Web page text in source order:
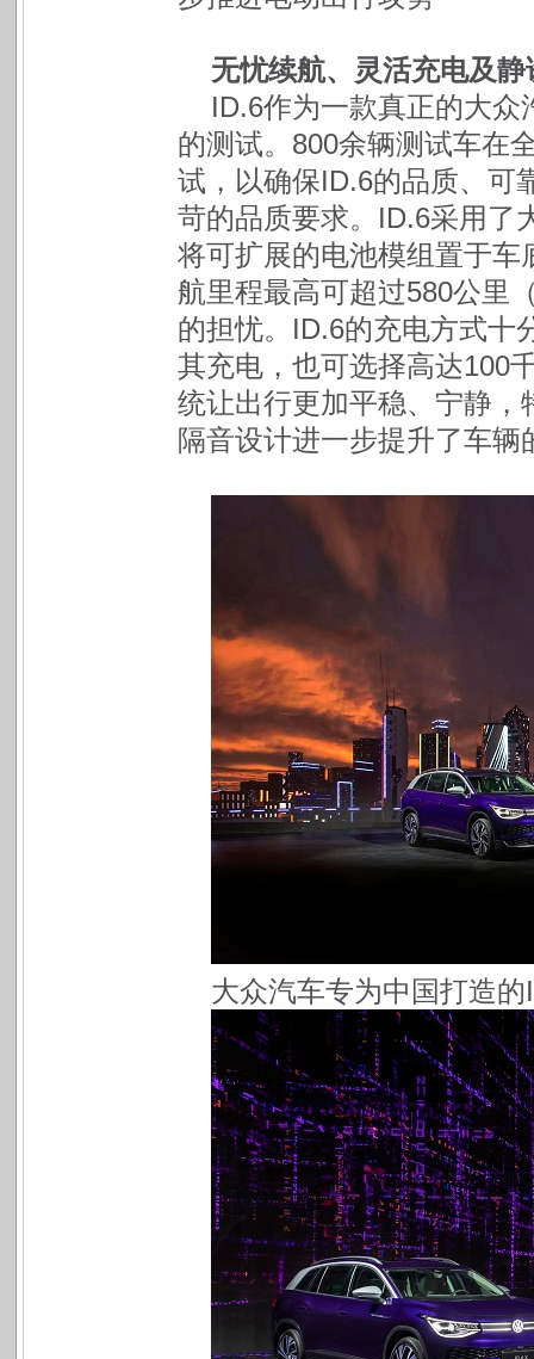
无忧续航、灵活充电及
ID.6作为一款真正的大
的测试。800余辆测试车在
试，以确保ID.6的品质、可
苛的品质要求。ID.6采用了
将可扩展的电池模组置于
航里程最高可超过580公里
的担忧。ID.6的充电方式十
其充电，也可选择高达100
统让出行更加平稳、宁静
隔音设计进一步提升了车辆
大众汽车专为中国打造